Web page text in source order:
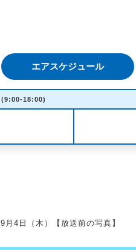
エアスケジュール
(9:00-18:00)
9月4日（木）【放送前の写真】